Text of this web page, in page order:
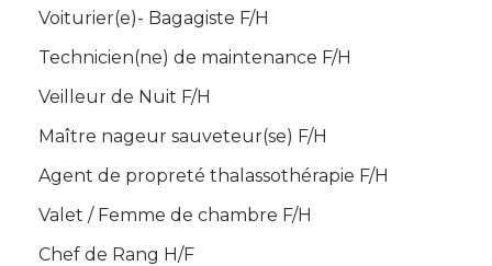
Voiturier(e)- Bagagiste F/H
Technicien(ne) de maintenance F/H
Veilleur de Nuit F/H
Maître nageur sauveteur(se) F/H
Agent de propreté thalassothérapie F/H
Valet / Femme de chambre F/H
Chef de Rang H/F